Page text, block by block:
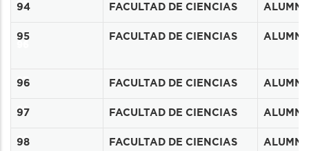
95
94 FACULTAD DE CIENCIAS
95 FACULTAD DE CIENCIAS
97
96 FACULTAD DE CIENCIAS
98
97 FACULTAD DE CIENCIAS
99
98 FACULTAD DE CIENCIAS